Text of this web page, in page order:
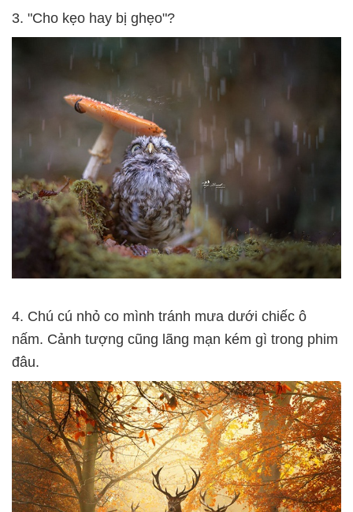
3. "Cho kẹo hay bị ghẹo"?
4. Chú cú nhỏ co mình tránh mưa dưới chiếc ô
nấm. Cảnh tượng cũng lãng mạn kém gì trong phim
đâu.